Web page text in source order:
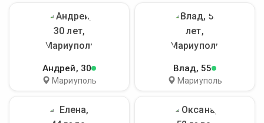
Андрей, 30
Мариуполь
Влад, 55
Мариуполь